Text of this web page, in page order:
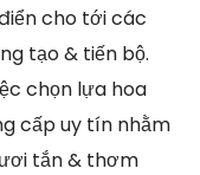
cho tới các
tạo & tiến bộ.
chọn lựa hoa
cấp uy tín nhằm
tắn & thơm